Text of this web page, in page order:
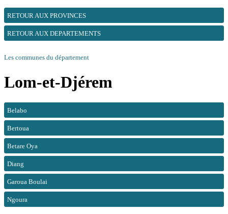
RETOUR AUX PROVINCES
RETOUR AUX DEPARTEMENTS
Les communes du département
Lom-et-Djérem
Belabo
Bertoua
Betare Oya
Diang
Garoua Boulai
Ngoura